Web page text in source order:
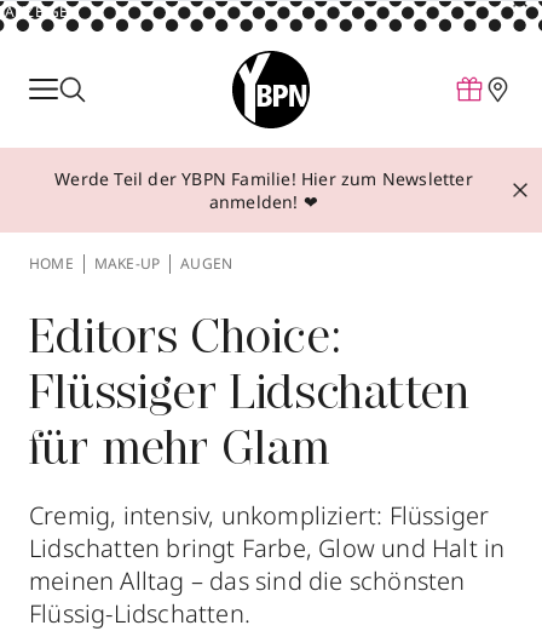
ANZEIGE
Parfum
Make-up
Behandlungen
Über YBPN
Aktionen
Storefinder
Werde Teil der YBPN Familie! Hier zum Newsletter
anmelden! ❤
HOME MAKE-UP AUGEN
Editors Choice:
Flüssiger Lidschatten
für mehr Glam
Cremig, intensiv, unkompliziert: Flüssiger
Lidschatten bringt Farbe, Glow und Halt in
meinen Alltag – das sind die schönsten
Flüssig-Lidschatten.